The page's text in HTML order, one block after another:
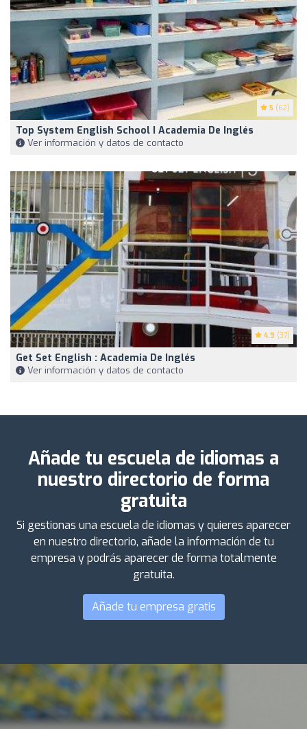
5 (62)
Top System English School I Academia De Inglés
Ver información y datos de contacto
4.9 (37)
Get Set English : Academia De Inglés
Ver información y datos de contacto
Añade tu escuela de idiomas a
nuestro directorio de forma
gratuita
Si gestionas una escuela de idiomas y quieres aparecer
en nuestro directorio, añade la información de tu
empresa y podrás aparecer de forma totalmente
gratuita.
Añade tu empresa gratis